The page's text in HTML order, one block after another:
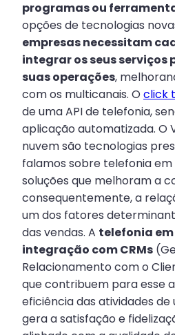
programas ou
opções de tecnologias
empresas necessitam
integrar os seus serviços
suas operações,
com os multicanais. O click
de uma API de telefonia,
aplicação automatizada. O
nuvem são tecnologias
falamos sobre telefonia
soluções que melhoram a
consequentemente, a
um dos fatores
das vendas. A telefonia em
integração com CRMs
Relacionamento com o
que contribuem para esse
eficiência das atividades
gera a satisfação e